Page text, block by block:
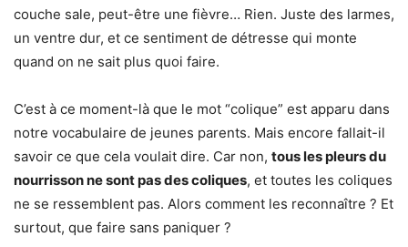
couche sale, peut-être une fièvre… Rien. Juste des larmes,
un ventre dur, et ce sentiment de détresse qui monte
quand on ne sait plus quoi faire.
C’est à ce moment-là que le mot “colique” est apparu dans
notre vocabulaire de jeunes parents. Mais encore fallait-il
savoir ce que cela voulait dire. Car non, tous les pleurs du
nourrisson ne sont pas des coliques, et toutes les coliques
ne se ressemblent pas. Alors comment les reconnaître ? Et
surtout, que faire sans paniquer ?